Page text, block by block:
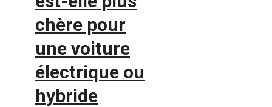
chère pour
une voiture
électrique ou
hybride